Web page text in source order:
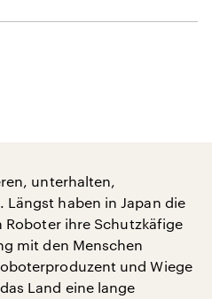
unterhalten,
haben in Japan die
ihre Schutzkäfige
mit den Menschen
und Wiege
Land eine lange